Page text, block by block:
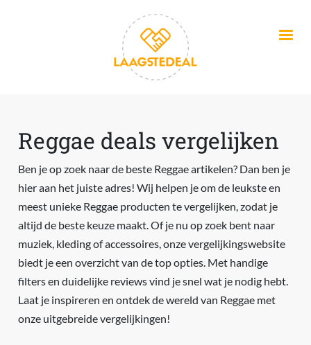
Reggae deals vergelijken
Ben je op zoek naar de beste Reggae artikelen? Dan ben je
hier aan het juiste adres! Wij helpen je om de leukste en
meest unieke Reggae producten te vergelijken, zodat je
altijd de beste keuze maakt. Of je nu op zoek bent naar
muziek, kleding of accessoires, onze vergelijkingswebsite
biedt je een overzicht van de top opties. Met handige
filters en duidelijke reviews vind je snel wat je nodig hebt.
Laat je inspireren en ontdek de wereld van Reggae met
onze uitgebreide vergelijkingen!